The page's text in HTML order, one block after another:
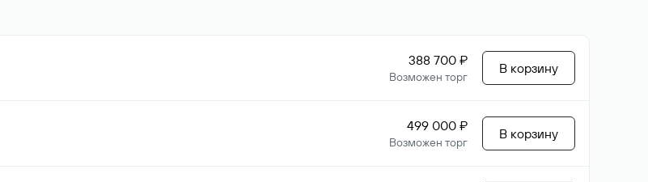
388 700 ₽
Возможен торг
В корзину
499 000 ₽
Возможен торг
В корзину